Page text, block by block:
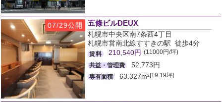
07/29公開 五條ビルDEUX
札幌市中央区南7条西4丁目
札幌市営南北線すすきの駅 徒歩4分
賃料 210,540円 (11000円/坪)
共益・管理費
52,773円
専有面積 63.327m²[19.19坪]